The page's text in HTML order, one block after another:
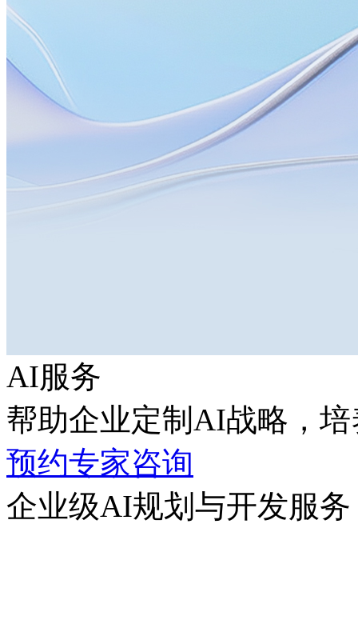
AI服务
帮助企业定制AI战略，
预约专家咨询
企业级AI规划与开发服务